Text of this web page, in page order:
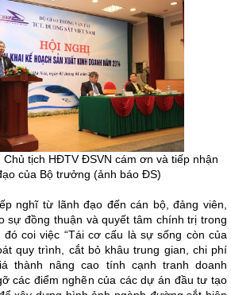
tịch HĐTV ĐSVN cám ơn và tiếp nhận
của Bộ trưởng (ảnh báo ĐS)
nghĩ từ lãnh đạo đến cán bộ, đảng viên,
sự đồng thuận và quyết tâm chính trị trong
coi việc “Tái cơ cấu là sự sống còn của
quy trình, cắt bỏ khâu trung gian, chi phí
thành nâng cao tính cạnh tranh doanh
các điểm nghẽn của các dự án đầu tư tạo